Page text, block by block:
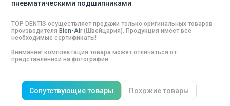
пневматическими подшипниками
TOP DENTIS осуществляет продажи только оригинальных товаров
производителя Bien-Air (Швейцария). Продукция имеет все
необходимые сертификаты!
Внимание! комплектация товара может отличаться от
представленной на фотографии.
Сопутствующие товары Похожие товары